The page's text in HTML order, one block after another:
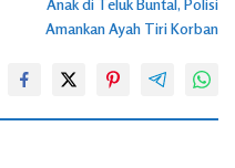
Anak di Teluk Buntal, Polisi
Amankan Ayah Tiri Korban